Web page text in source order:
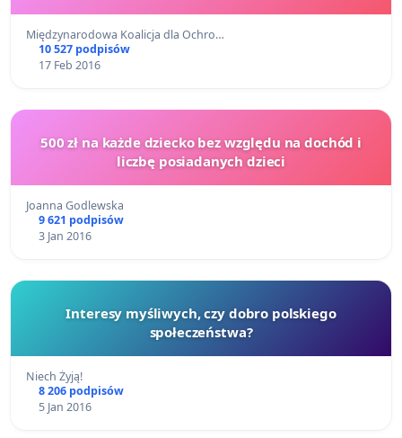
Międzynarodowa Koalicja dla Ochro…
10 527 podpisów
17 Feb 2016
500 zł na każde dziecko bez względu na dochód i
liczbę posiadanych dzieci
Joanna Godlewska
9 621 podpisów
3 Jan 2016
Interesy myśliwych, czy dobro polskiego
społeczeństwa?
Niech Żyją!
8 206 podpisów
5 Jan 2016